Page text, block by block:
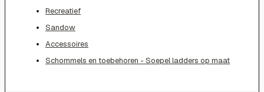
Recreatief
Sandow
Accessoires
Schommels en toebehoren - Soepel ladders op maat